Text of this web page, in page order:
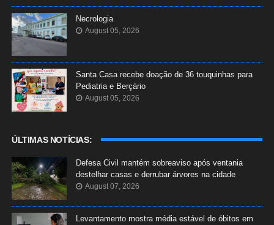
Necrologia
August 05, 2026
Santa Casa recebe doação de 36 touquinhas para
Pediatria e Berçário
August 05, 2026
ÚLTIMAS NOTÍCIAS:
Defesa Civil mantém sobreaviso após ventania
destelhar casas e derrubar árvores na cidade
August 07, 2026
Levantamento mostra média estável de óbitos em